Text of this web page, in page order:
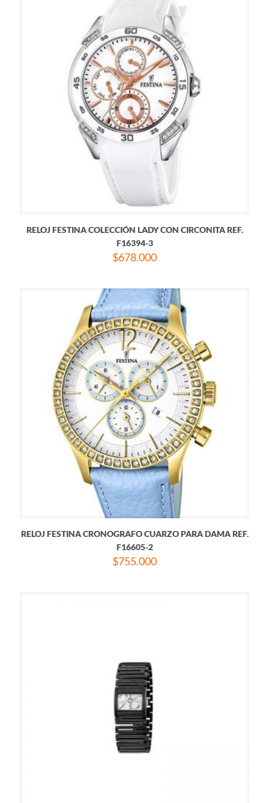
RELOJ FESTINA COLECCIÓN LADY CON CIRCONITA REF.
F16394-3
$678.000
RELOJ FESTINA CRONOGRAFO CUARZO PARA DAMA REF.
F16605-2
$755.000